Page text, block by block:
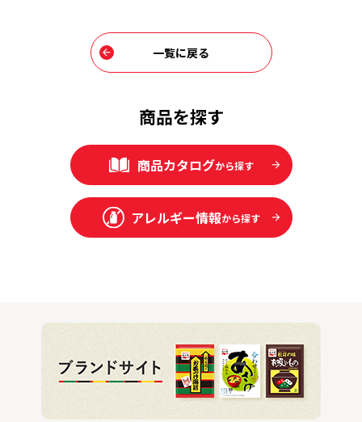
一覧に戻る
商品を探す
商品カタログから探す
アレルギー情報から探す